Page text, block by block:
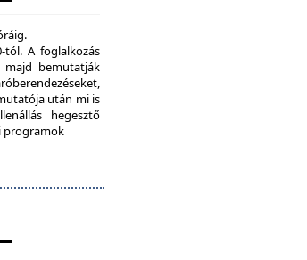
tól. A foglalkozás
majd bemutatják
után mi is
hegesztő
programok